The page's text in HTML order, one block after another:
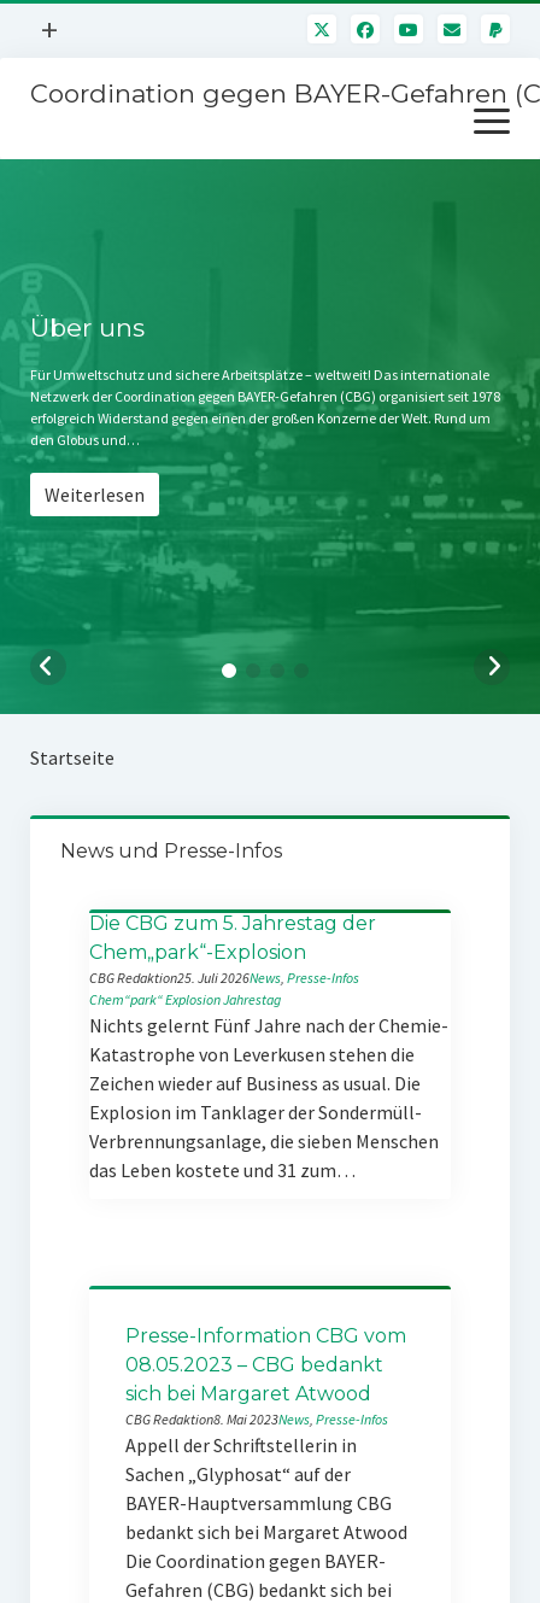
Menü
+
Mitmachen
Kontakt
Impressum
Störfälle
Coordination gegen BAYER-Gefahren
Menü
öffnen
Stichwort BAYER
Jahrestagung
SPENDEN
Über uns
Für Umweltschutz und sichere Arbeitsplätze – weltweit! Das internationale
Netzwerk der Coordination gegen BAYER-Gefahren (CBG) organisiert seit 1978
erfolgreich Widerstand gegen einen der großen Konzerne der Welt. Rund um
den Globus und…
Weiterlesen
Startseite
News und Presse-Infos
Die CBG zum 5. Jahrestag der
Chem„park“-Explosion
CBG Redaktion25. Juli 2026News, Presse-Infos
Chem“park“ExplosionJahrestag
Nichts gelernt Fünf Jahre nach der Chemie-
Katastrophe von Leverkusen stehen die
Zeichen wieder auf Business as usual. Die
Explosion im Tanklager der Sondermüll-
Verbrennungsanlage, die sieben Menschen
das Leben kostete und 31 zum…
Presse-Information CBG vom
08.05.2023 – CBG bedankt
sich bei Margaret Atwood
CBG Redaktion8. Mai 2023News, Presse-Infos
Appell der Schriftstellerin in
Sachen „Glyphosat“ auf der
BAYER-Hauptversammlung CBG
bedankt sich bei Margaret Atwood
Die Coordination gegen BAYER-
Gefahren (CBG) bedankt sich bei